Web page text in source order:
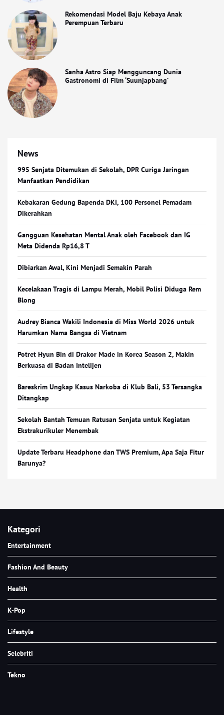
Rekomendasi Model Baju Kebaya Anak
Perempuan Terbaru
Sanha Astro Siap Mengguncang Dunia
Gastronomi di Film ‘Suunjapbang’
News
995 Senjata Ditemukan di Sekolah, DPR Curiga Jaringan
Manfaatkan Pendidikan
Kebakaran Gedung Bapenda DKI, 100 Personel Pemadam
Dikerahkan
Gangguan Kesehatan Mental Anak oleh Facebook dan IG
Meta Didenda Rp16,8 T
Dibiarkan Awal, Kini Menjadi Semakin Parah
Kecelakaan Tragis di Lampu Merah, Mobil Polisi Diduga Rem
Blong
Audrey Bianca Wakili Indonesia di Miss World 2026 untuk
Harumkan Nama Bangsa di Vietnam
Potret Hyun Bin di Drakor Made in Korea Season 2, Makin
Berkuasa di Badan Intelijen
Bareskrim Ungkap Kasus Narkoba di Klub Bali, 53 Tersangka
Ditangkap
Sekolah Bantah Temuan Ratusan Senjata untuk Kegiatan
Ekstrakurikuler Menembak
Update Terbaru Headphone dan TWS Premium, Apa Saja Fitur
Barunya?
Kategori
Entertainment
Fashion And Beauty
Health
K-Pop
Lifestyle
Selebriti
Tekno